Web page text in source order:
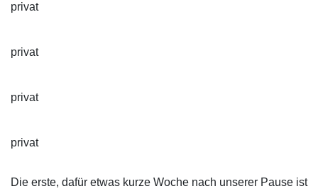
privat
privat
privat
privat
Die erste, dafür etwas kurze Woche nach unserer Pause ist